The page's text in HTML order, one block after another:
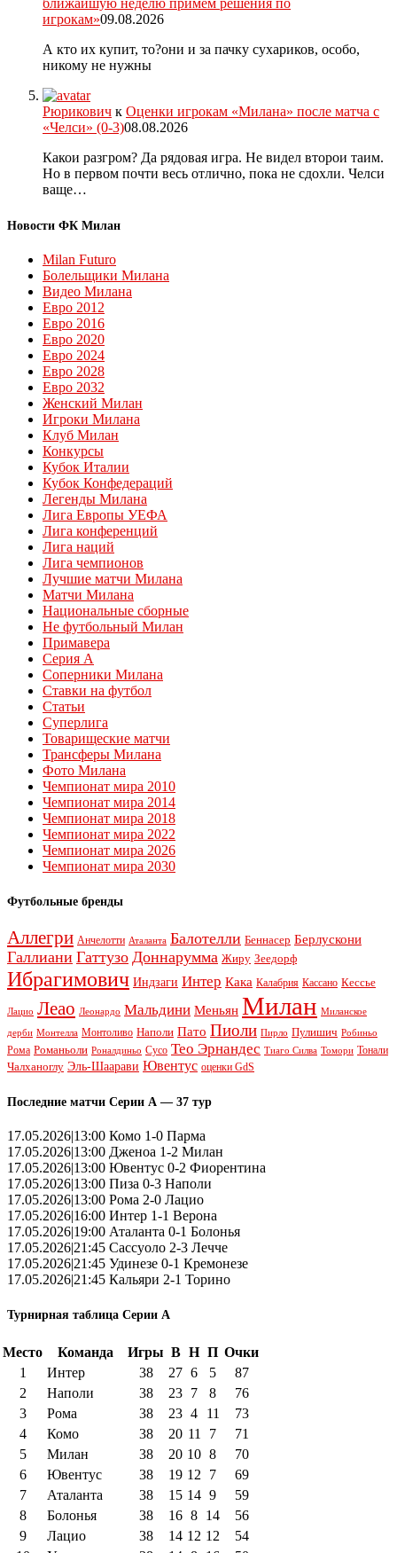
ближайшую неделю примем решения по
игрокам»09.08.2026
А кто их купит, то?они и за пачку сухариков, особо,
никому не нужны
Рюрикович к Оценки игрокам «Милана» после матча с
«Челси» (0-3)08.08.2026
Какои разгром? Да рядовая игра. Не видел второи таим.
Но в первом почти весь отлично, пока не сдохли. Челси
ваще…
Новости ФК Милан
Milan Futuro
Болельщики Милана
Видео Милана
Евро 2012
Евро 2016
Евро 2020
Евро 2024
Евро 2028
Евро 2032
Женский Милан
Игроки Милана
Клуб Милан
Конкурсы
Кубок Италии
Кубок Конфедераций
Легенды Милана
Лига Европы УЕФА
Лига конференций
Лига наций
Лига чемпионов
Лучшие матчи Милана
Матчи Милана
Национальные сборные
Не футбольный Милан
Примавера
Серия А
Соперники Милана
Ставки на футбол
Статьи
Суперлига
Товарищеские матчи
Трансферы Милана
Фото Милана
Чемпионат мира 2010
Чемпионат мира 2014
Чемпионат мира 2018
Чемпионат мира 2022
Чемпионат мира 2026
Чемпионат мира 2030
Футбольные бренды
Аллегри Анчелотти Аталанта Балотелли Беннасер Берлускони
Галлиани Гаттузо Доннарумма Жиру Зеедорф
Ибрагимович Индзаги Интер Кака Калабрия Кассано Кессье
Лацио Леао Леонардо Мальдини Меньян Милан Миланское
дерби Монтелла Монтоливо Наполи Пато Пиоли Пирло Пулишич Робиньо
Рома Романьоли Роналдиньо Сусо Тео Эрнандес Тиаго Силва Томори Тонали
Чалханоглу Эль-Шаарави Ювентус оценки GdS
Последние матчи Серии А — 37 тур
17.05.2026|13:00 Комо 1-0 Парма
17.05.2026|13:00 Дженоа 1-2 Милан
17.05.2026|13:00 Ювентус 0-2 Фиорентина
17.05.2026|13:00 Пиза 0-3 Наполи
17.05.2026|13:00 Рома 2-0 Лацио
17.05.2026|16:00 Интер 1-1 Верона
17.05.2026|19:00 Аталанта 0-1 Болонья
17.05.2026|21:45 Сассуоло 2-3 Лечче
17.05.2026|21:45 Удинезе 0-1 Кремонезе
17.05.2026|21:45 Кальяри 2-1 Торино
Турнирная таблица Серии А
Место Команда Игры В Н П Очки
1
Интер 38 27 6 5
87
2
Наполи 38 23 7 8
76
3
Рома 38 23 4 11
73
4
Комо 38 20 11 7
71
5
Милан 38 20 10 8
70
6
Ювентус 38 19 12 7
69
7
Аталанта 38 15 14 9
59
8
Болонья 38 16 8 14
56
9
Лацио 38 14 12 12
54